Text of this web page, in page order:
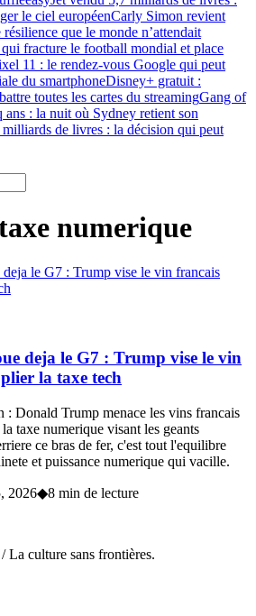
le ciel européenCarly Simon revient
que le monde n’attendait
fracture le football mondial et place
11 : le rendez-vous Google qui peut
du smartphoneDisney+ gratuit :
toutes les cartes du streamingGang of
ans : la nuit où Sydney retient son
milliards de livres : la décision qui peut
numerique
deja le G7 : Trump vise le vin
la taxe tech
: Donald Trump menace les vins francais
taxe numerique visant les geants
ce bras de fer, c'est tout l'equilibre
et puissance numerique qui vacille.
2026◆8 min de lecture
La culture sans frontières.